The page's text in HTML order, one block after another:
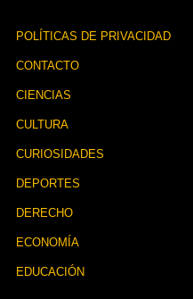
POLÍTICAS DE PRIVACIDAD
CONTACTO
CIENCIAS
CULTURA
CURIOSIDADES
DEPORTES
DERECHO
ECONOMÍA
EDUCACIÓN